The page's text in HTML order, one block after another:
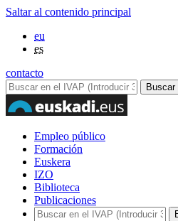
Saltar al contenido principal
eu
es
contacto
Empleo público
Formación
Euskera
IZO
Biblioteca
Publicaciones